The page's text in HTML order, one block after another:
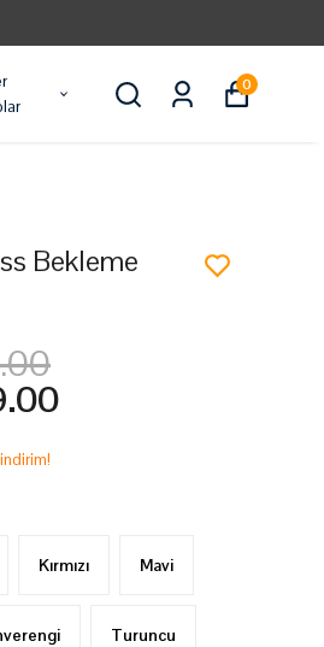
0
Bekleme
Kırmızı Mavi
Turuncu